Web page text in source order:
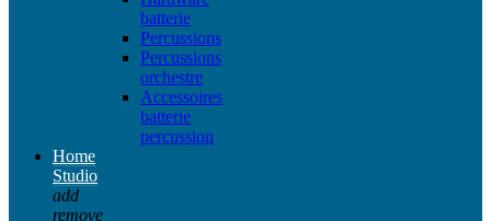
batterie
Percussions
Percussions
orchestre
Accessoires
batterie
percussion
Home
Studio
add
remove